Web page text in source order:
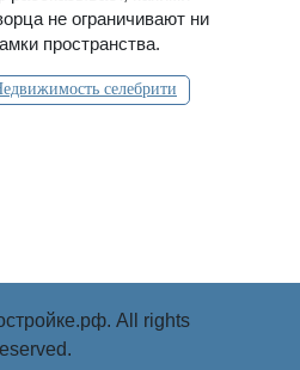
не ограничивают ни
пространства.
селебрити